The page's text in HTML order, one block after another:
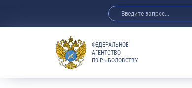
ФЕДЕРАЛЬНОЕ
АГЕНТСТВО
ПО РЫБОЛОВСТВУ